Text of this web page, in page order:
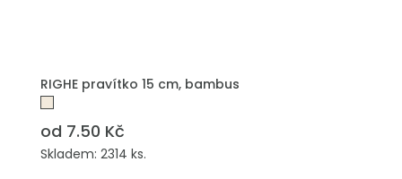
RIGHE pravítko 15 cm, bambus
od 7.50 Kč
Skladem: 2314 ks.